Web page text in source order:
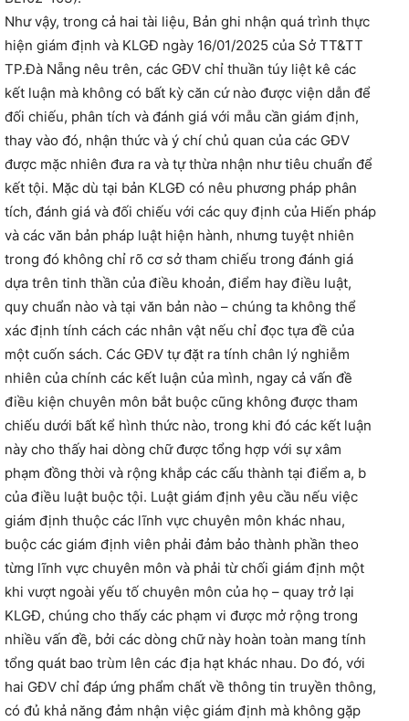
Như vậy, trong cả hai tài liệu, Bản ghi nhận quá trình thực
hiện giám định và KLGĐ ngày 16/01/2025 của Sở TT&TT
TP.Đà Nẵng nêu trên, các GĐV chỉ thuần túy liệt kê các
kết luận mà không có bất kỳ căn cứ nào được viện dẫn để
đối chiếu, phân tích và đánh giá với mẫu cần giám định,
thay vào đó, nhận thức và ý chí chủ quan của các GĐV
được mặc nhiên đưa ra và tự thừa nhận như tiêu chuẩn để
kết tội. Mặc dù tại bản KLGĐ có nêu phương pháp phân
tích, đánh giá và đối chiếu với các quy định của Hiến pháp
và các văn bản pháp luật hiện hành, nhưng tuyệt nhiên
trong đó không chỉ rõ cơ sở tham chiếu trong đánh giá
dựa trên tinh thần của điều khoản, điểm hay điều luật,
quy chuẩn nào và tại văn bản nào – chúng ta không thể
xác định tính cách các nhân vật nếu chỉ đọc tựa đề của
một cuốn sách. Các GĐV tự đặt ra tính chân lý nghiễm
nhiên của chính các kết luận của mình, ngay cả vấn đề
điều kiện chuyên môn bắt buộc cũng không được tham
chiếu dưới bất kể hình thức nào, trong khi đó các kết luận
này cho thấy hai dòng chữ được tổng hợp với sự xâm
phạm đồng thời và rộng khắp các cấu thành tại điểm a, b
của điều luật buộc tội. Luật giám định yêu cầu nếu việc
giám định thuộc các lĩnh vực chuyên môn khác nhau,
buộc các giám định viên phải đảm bảo thành phần theo
từng lĩnh vực chuyên môn và phải từ chối giám định một
khi vượt ngoài yếu tố chuyên môn của họ – quay trở lại
KLGĐ, chúng cho thấy các phạm vi được mở rộng trong
nhiều vấn đề, bởi các dòng chữ này hoàn toàn mang tính
tổng quát bao trùm lên các địa hạt khác nhau. Do đó, với
hai GĐV chỉ đáp ứng phẩm chất về thông tin truyền thông,
có đủ khả năng đảm nhận việc giám định mà không gặp